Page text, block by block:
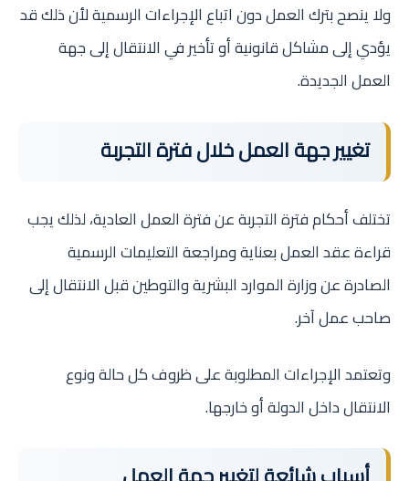
ولا ينصح بترك العمل دون اتباع الإجراءات الرسمية لأن ذلك قد
يؤدي إلى مشاكل قانونية أو تأخير في الانتقال إلى جهة
العمل الجديدة.
تغيير جهة العمل خلال فترة التجربة
تختلف أحكام فترة التجربة عن فترة العمل العادية، لذلك يجب
قراءة عقد العمل بعناية ومراجعة التعليمات الرسمية
الصادرة عن وزارة الموارد البشرية والتوطين قبل الانتقال إلى
صاحب عمل آخر.
وتعتمد الإجراءات المطلوبة على ظروف كل حالة ونوع
الانتقال داخل الدولة أو خارجها.